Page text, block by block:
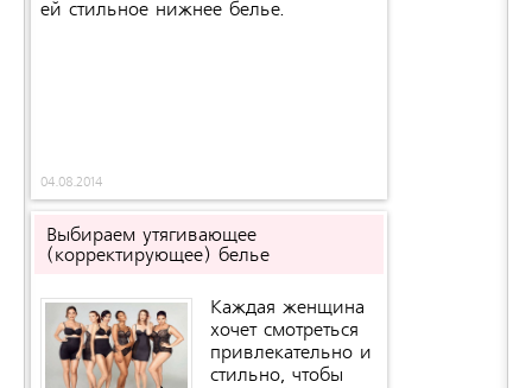
ей стильное нижнее белье.
04.08.2014
Выбираем утягивающее
(корректирующее) белье
Каждая женщина
хочет смотреться
привлекательно и
стильно, чтобы